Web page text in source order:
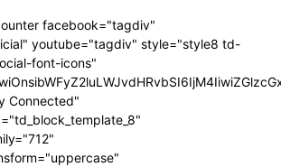
facebook="tagdiv"
youtube="tagdiv" style="style8 td-
font-icons"
Connected"